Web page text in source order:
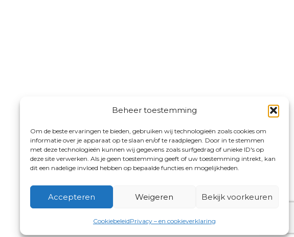
Beheer toestemming
Om de beste ervaringen te bieden, gebruiken wij technologieën zoals cookies om
informatie over je apparaat op te slaan en/of te raadplegen. Door in te stemmen
met deze technologieën kunnen wij gegevens zoals surfgedrag of unieke ID's op
deze site verwerken. Als je geen toestemming geeft of uw toestemming intrekt, kan
dit een nadelige invloed hebben op bepaalde functies en mogelijkheden.
Accepteren Weigeren Bekijk voorkeuren
CookiebeleidPrivacy – en cookieverklaring